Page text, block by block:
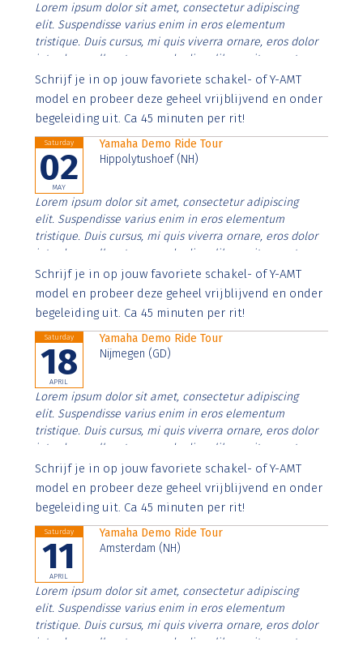
Lorem ipsum dolor sit amet, consectetur adipiscing
elit. Suspendisse varius enim in eros elementum
tristique. Duis cursus, mi quis viverra ornare, eros dolor
interdum nulla, ut commodo diam libero vitae erat.
Aenean faucibus nibh et justo cursus id rutrum lorem
imperdiet. Nunc ut sem vitae risus tristique posuere.
Schrijf je in op jouw favoriete schakel- of Y-AMT
model en probeer deze geheel vrijblijvend en onder
begeleiding uit. Ca 45 minuten per rit!
Saturday
02
MAY
Yamaha Demo Ride Tour
Hippolytushoef (NH)
Lorem ipsum dolor sit amet, consectetur adipiscing
elit. Suspendisse varius enim in eros elementum
tristique. Duis cursus, mi quis viverra ornare, eros dolor
interdum nulla, ut commodo diam libero vitae erat.
Aenean faucibus nibh et justo cursus id rutrum lorem
imperdiet. Nunc ut sem vitae risus tristique posuere.
Schrijf je in op jouw favoriete schakel- of Y-AMT
model en probeer deze geheel vrijblijvend en onder
begeleiding uit. Ca 45 minuten per rit!
Saturday
18
APRIL
Yamaha Demo Ride Tour
Nijmegen (GD)
Lorem ipsum dolor sit amet, consectetur adipiscing
elit. Suspendisse varius enim in eros elementum
tristique. Duis cursus, mi quis viverra ornare, eros dolor
interdum nulla, ut commodo diam libero vitae erat.
Aenean faucibus nibh et justo cursus id rutrum lorem
imperdiet. Nunc ut sem vitae risus tristique posuere.
Schrijf je in op jouw favoriete schakel- of Y-AMT
model en probeer deze geheel vrijblijvend en onder
begeleiding uit. Ca 45 minuten per rit!
Saturday
11
APRIL
Yamaha Demo Ride Tour
Amsterdam (NH)
Lorem ipsum dolor sit amet, consectetur adipiscing
elit. Suspendisse varius enim in eros elementum
tristique. Duis cursus, mi quis viverra ornare, eros dolor
interdum nulla, ut commodo diam libero vitae erat.